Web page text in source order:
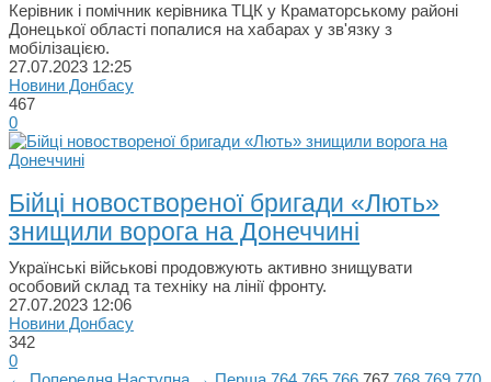
Керівник і помічник керівника ТЦК у Краматорському районі
Донецької області попалися на хабарах у зв'язку з
мобілізацією.
27.07.2023 12:25
Новини Донбасу
467
0
Бійці новоствореної бригади «Лють»
знищили ворога на Донеччині
Українські військові продовжують активно знищувати
особовий склад та техніку на лінії фронту.
27.07.2023 12:06
Новини Донбасу
342
0